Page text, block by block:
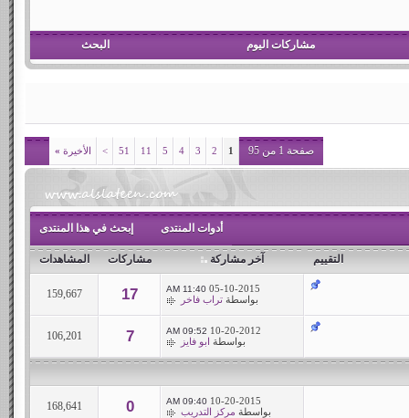
مشاركات اليوم البحث
صفحة 1 من 95 1
2
3
4
5
11
51
> الأخيرة »
أدوات المنتدى إبحث في هذا المنتدى
التقييم آخر مشاركة مشاركات المشاهدات
05-10-2015
11:40 AM
بواسطة تراب فاخر 17
159,667
10-20-2012
09:52 AM
بواسطة ابو فايز 7
106,201
10-20-2015
09:40 AM
بواسطة مركز التدريب 0
168,641